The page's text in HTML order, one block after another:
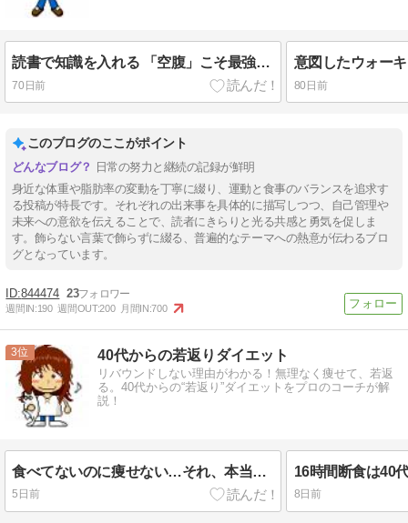
読書で知識を入れる 「空腹」こそ最強のクスリ
70日前
意図したウォー
80日前
このブログのここがポイント
日常の努力と継続の記録が鮮明
身近な体重や脂肪率の変動を丁寧に綴り、運動と食事のバランスを追求す
る投稿が特長です。それぞれの出来事を具体的に描写しつつ、自己管理や
未来への意欲を伝えることで、読者にきらりと光る共感と勇気を促しま
す。飾らない言葉で飾らずに綴る、普遍的なテーマへの熱意が伝わるブロ
グとなっています。
844474 23
週間IN:190 週間OUT:200 月間IN:700
3 40代からの若返りダイエット
リバウンドしない理由がわかる！無理なく痩せて、若返
る。40代からの“若返り”ダイエットをプロのコーチが解
説！
食べてないのに痩せない…それ、本当に停滞期？
5日前 8日前